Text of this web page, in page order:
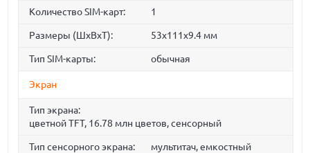
Количество SIM-карт: 1
Размеры (ШxВxТ): 53x111x9.4 мм
Тип SIM-карты: обычная
Экран
Тип экрана:
цветной TFT, 16.78 млн цветов, сенсорный
Тип сенсорного экрана: мультитач, емкостный